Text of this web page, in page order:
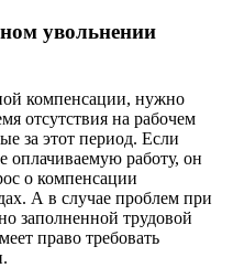
увольнении
компенсации, нужно
отсутствия на рабочем
за этот период. Если
оплачиваемую работу, он
о компенсации
А в случае проблем при
заполненной трудовой
право требовать